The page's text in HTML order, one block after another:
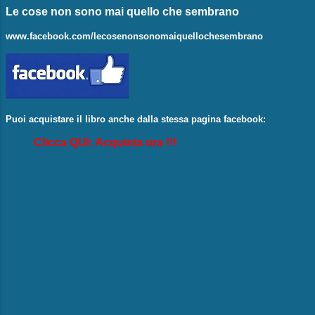
Le cose non sono mai quello che sembrano
www.facebook.com/lecosenonsonomaiquellochesembrano
Puoi acquistare il libro anche dalla stessa pagina facebook:
Clicca QUI: Acquista ora !!!